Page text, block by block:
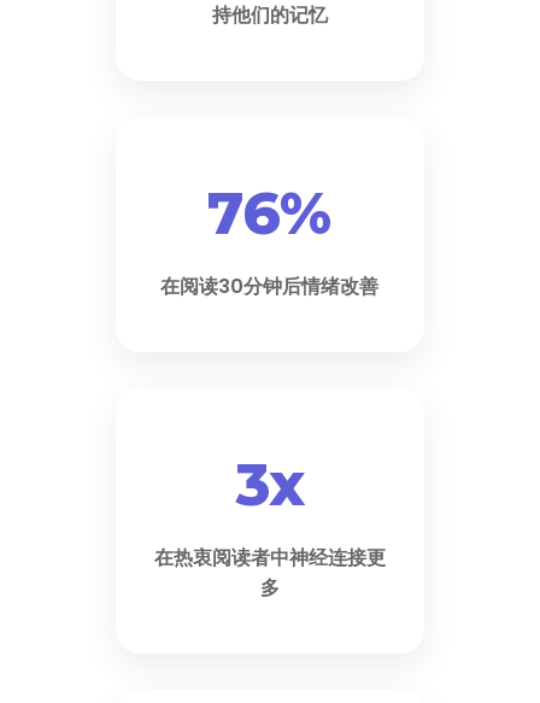
持他们的记忆
76%
在阅读30分钟后情绪改善
3x
在热衷阅读者中神经连接更
多